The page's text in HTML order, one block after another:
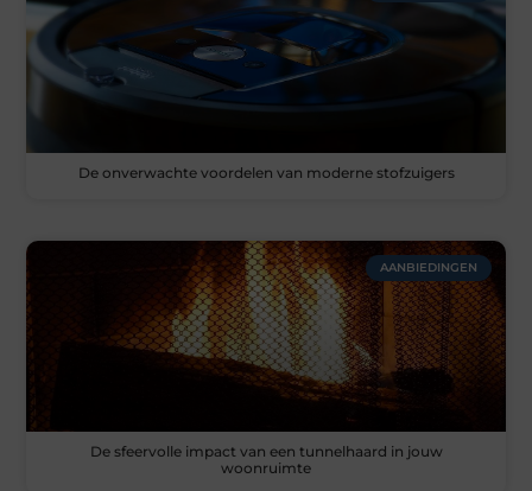
De onverwachte voordelen van moderne stofzuigers
AANBIEDINGEN
De sfeervolle impact van een tunnelhaard in jouw
woonruimte